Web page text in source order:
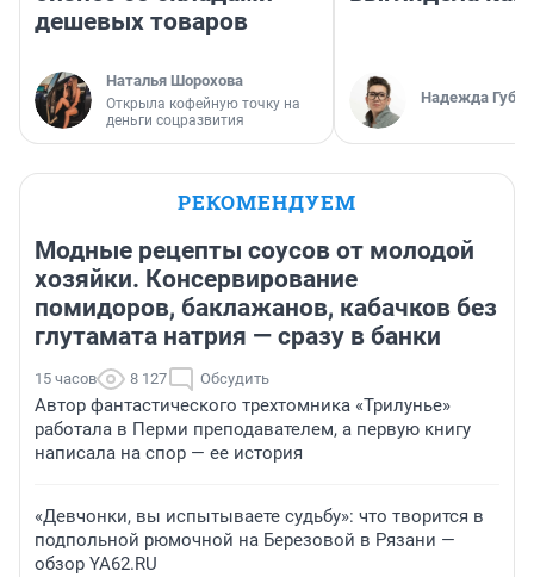
дешевых товаров
Наталья Шорохова
Открыла кофейную точку на
деньги соцразвития
Надежда
РЕКОМЕНДУЕМ
Модные рецепты соусов от молодой
хозяйки. Консервирование
помидоров, баклажанов, кабачков без
глутамата натрия — сразу в банки
15 часов 8 127 Обсудить
Автор фантастического трехтомника «Трилунье»
работала в Перми преподавателем, а первую книгу
написала на спор — ее история
«Девчонки, вы испытываете судьбу»: что творится в
подпольной рюмочной на Березовой в Рязани —
обзор YA62.RU